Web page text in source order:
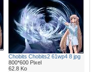
Chobits Chobits2 61wp4 8 jpg
800*600 Pixel
62.8 Ko